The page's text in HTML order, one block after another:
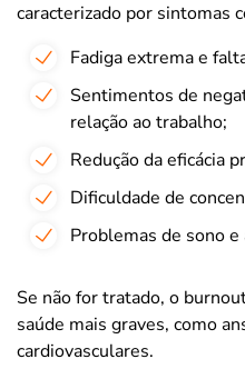
caracterizado por sintomas
Fadiga extrema e
Sentimentos de
relação ao trabalho;
Redução da eficácia
Dificuldade de
Problemas de sono
Se não for tratado, o
saúde mais graves, como
cardiovasculares.